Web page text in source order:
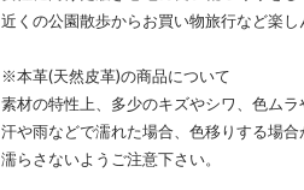
近くの公園散歩からお買い物旅行など楽
※本革(天然皮革)の商品について
素材の特性上、多少のキズやシワ、色ムラ
汗や雨などで濡れた場合、色移りする場
濡らさないようご注意下さい。